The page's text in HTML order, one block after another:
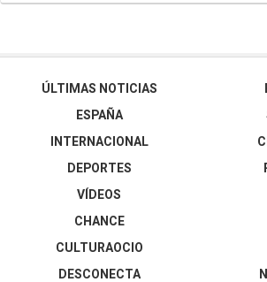
ÚLTIMAS NOTICIAS
ESPAÑA
INTERNACIONAL
DEPORTES
VÍDEOS
CHANCE
CULTURAOCIO
DESCONECTA